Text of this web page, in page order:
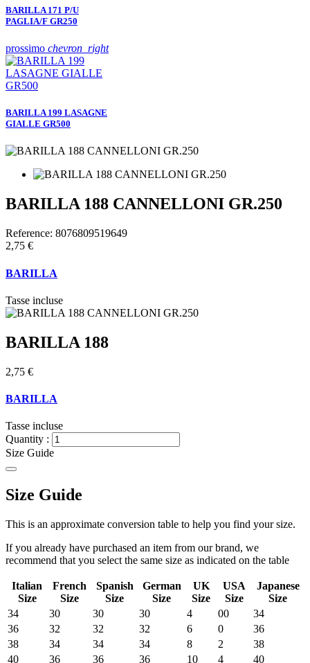
BARILLA 171 P/U
PAGLIA/F GR250
prossimo chevron_right
BARILLA 199 LASAGNE
GIALLE GR500
BARILLA 188 CANNELLONI GR.250
Reference: 8076809519649
2,75 €
BARILLA
Tasse incluse
BARILLA 188
2,75 €
BARILLA
Tasse incluse
Quantity :
Size Guide
Size Guide
This is an approximate conversion table to help you find your size.
If you already have purchased an item from our brand, we
recommend that you select the same size as indicated on the table
Italian
Size
French
Size
Spanish
Size
German
Size
UK
Size
USA
Size
Japanese
Size
34
30 30 30 4 00
34
36
32 32 32 6 0
36
38
34 34 34 8 2
38
40
36 36 36 10 4 40